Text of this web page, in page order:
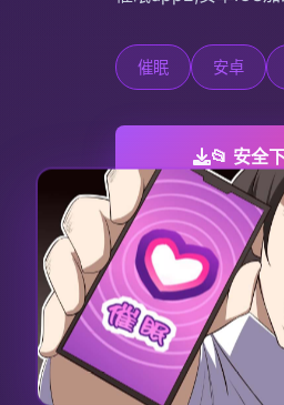
催眠 安卓
📂 安全